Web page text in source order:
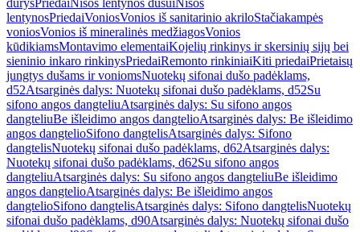
durysPriedaiNišos lentynos dušuiNišos
lentynosPriedaiVoniosVonios iš sanitarinio akriloStačiakampės
voniosVonios iš mineralinės medžiagosVonios
kūdikiamsMontavimo elementaiKojelių rinkinys ir skersinių sijų bei
sieninio inkaro rinkinysPriedaiRemonto rinkiniaiKiti priedaiPrietaisų
jungtys dušams ir voniomsNuotekų sifonai dušo padėklams,
d52Atsarginės dalys: Nuotekų sifonai dušo padėklams, d52Su
sifono angos dangteliuAtsarginės dalys: Su sifono angos
dangteliuBe išleidimo angos dangtelioAtsarginės dalys: Be išleidimo
angos dangtelioSifono dangtelisAtsarginės dalys: Sifono
dangtelisNuotekų sifonai dušo padėklams, d62Atsarginės dalys:
Nuotekų sifonai dušo padėklams, d62Su sifono angos
dangteliuAtsarginės dalys: Su sifono angos dangteliuBe išleidimo
angos dangtelioAtsarginės dalys: Be išleidimo angos
dangtelioSifono dangtelisAtsarginės dalys: Sifono dangtelisNuotekų
sifonai dušo padėklams, d90Atsarginės dalys: Nuotekų sifonai dušo